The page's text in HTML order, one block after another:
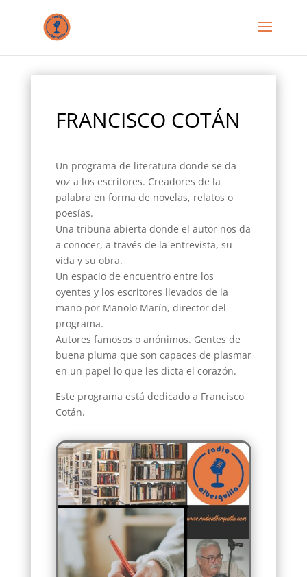
FRANCISCO COTÁN
Un programa de literatura donde se da
voz a los escritores. Creadores de la
palabra en forma de novelas, relatos o
poesías.
Una tribuna abierta donde el autor nos da
a conocer, a través de la entrevista, su
vida y su obra.
Un espacio de encuentro entre los
oyentes y los escritores llevados de la
mano por Manolo Marín, director del
programa.
Autores famosos o anónimos. Gentes de
buena pluma que son capaces de plasmar
en un papel lo que les dicta el corazón.
Este programa está dedicado a Francisco
Cotán.